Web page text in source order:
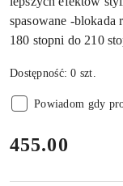
spasowane -blokada
180 stopni do 210
Dostępność:0 szt.
Powiadom gdy
cena:
455.00